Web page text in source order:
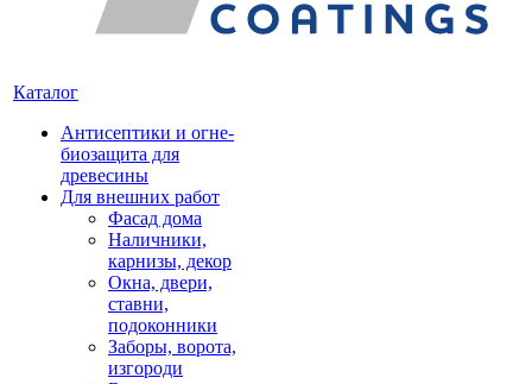
Каталог
Антисептики и огне-
биозащита для
древесины
Для внешних работ
Фасад дома
Наличники,
карнизы, декор
Окна, двери,
ставни,
подоконники
Заборы, ворота,
изгороди